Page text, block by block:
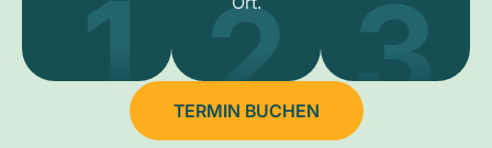
1 2 3
TERMIN BUCHEN